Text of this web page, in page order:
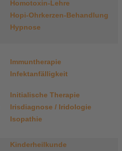
Homotoxin-Lehre
Hopi-Ohrkerzen-Behandlung
Hypnose
Immuntherapie
Infektanfälligkeit
Initialische Therapie
Irisdiagnose / Iridologie
Isopathie
Kinderheilkunde